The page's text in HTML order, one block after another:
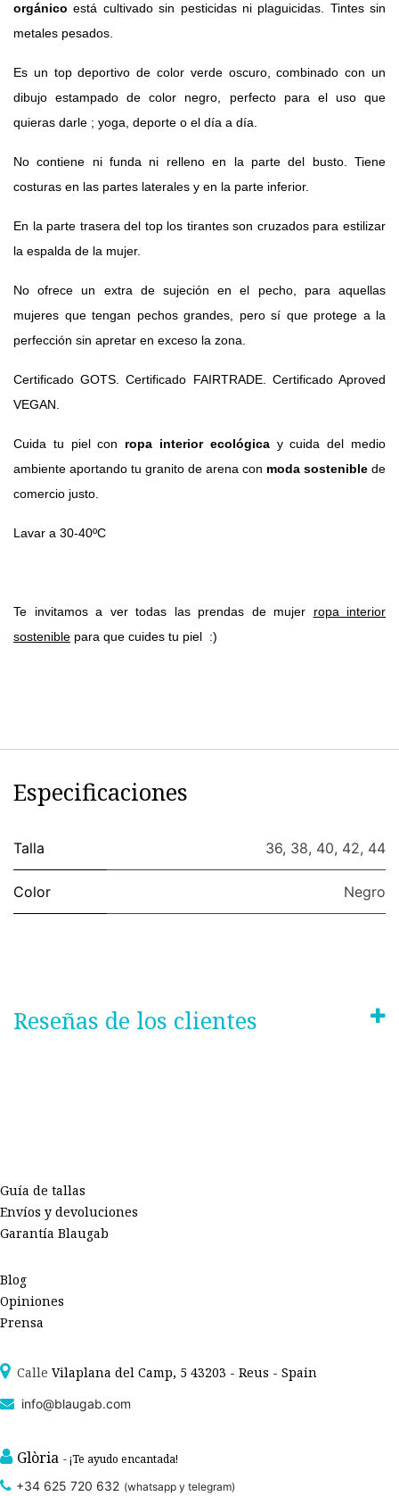
orgánico está cultivado sin pesticidas ni plaguicidas. Tintes sin
metales pesados.
Es un top deportivo de color verde oscuro, combinado con un
dibujo estampado de color negro, perfecto para el uso que
quieras darle ; yoga, deporte o el día a día.
No contiene ni funda ni relleno en la parte del busto. Tiene
costuras en las partes laterales y en la parte inferior.
En la parte trasera del top los tirantes son cruzados para estilizar
la espalda de la mujer.
No ofrece un extra de sujeción en el pecho, para aquellas
mujeres que tengan pechos grandes, pero sí que protege a la
perfección sin apretar en exceso la zona.
Certificado GOTS. Certificado FAIRTRADE. Certificado Aproved
VEGAN.
Cuida tu piel con ropa interior ecológicay cuida del medio
ambiente aportando tu granito de arena con moda sostenible de
comercio justo.
Lavar a 30-40ºC
Te invitamos a ver todas las prendas de mujer ropa interior
sostenible para que cuides tu piel :)
Especificaciones
Talla 36, 38, 40, 42, 44
Color Negro
Reseñas de los clientes
Guía de tallas
Envíos y devoluciones
Garantía Blaugab
Blog
Opiniones
Prensa
Calle Vilaplana del Camp, 5 43203 - Reus - Spain
info@blaugab.com
Glòria - ¡Te ayudo encantada!
+34 625 720 632 (whatsapp y telegram)